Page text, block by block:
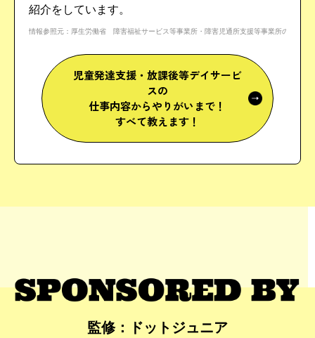
紹介をしています。
情報参照元：厚生労働省 障害福祉サービス等事業所・障害児通所支援等事業所の状況
児童発達支援・放課後等デイサービ
スの
仕事内容からやりがいまで！
すべて教えます！
監修：ドットジュニア